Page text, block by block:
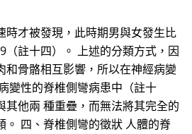
時才被發現，此時期男與女發生比
（註十四）。 上述的分類方式，因
和骨骼相互影響，所以在神經病變
變性的脊椎側彎病患中（註十
其他兩 種重疊，而無法將其完全的
。 四、脊椎側彎的徵狀 人體的脊